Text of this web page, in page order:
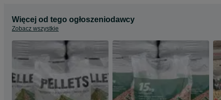
Więcej od tego ogłoszeniodawcy
Zobacz wszystkie